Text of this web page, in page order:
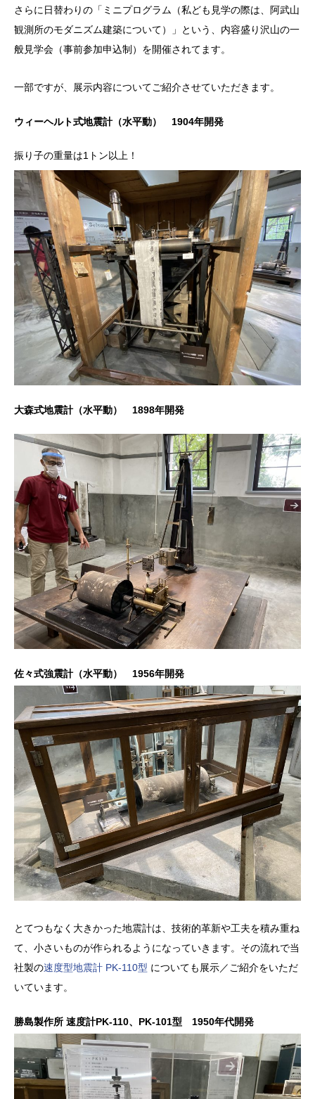
さらに日替わりの「ミニプログラム（私ども見学の際は、阿武山
観測所のモダニズム建築について）」という、内容盛り沢山の一
般見学会（事前参加申込制）を開催されてます。
一部ですが、展示内容についてご紹介させていただきます。
ウィーヘルト式地震計（水平動） 1904年開発
振り子の重量は1トン以上！
大森式地震計（水平動） 1898年開発
佐々式強震計（水平動） 1956年開発
とてつもなく大きかった地震計は、技術的革新や工夫を積み重ね
て、小さいものが作られるようになっていきます。その流れで当
社製の速度型地震計 PK-110型 についても展示／ご紹介をいただ
いています。
勝島製作所 速度計PK-110、PK-101型 1950年代開発